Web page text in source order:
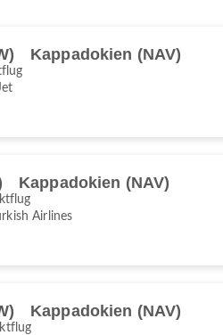
Kappadokien (NAV)
Kappadokien (NAV)
Airlines
Kappadokien (NAV)